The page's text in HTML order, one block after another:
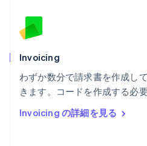
Invoicing
わずか数分で請求書を作成し
きます。コードを作成する必
Invoicing の詳細を見る
English
ベルギー
ポーランド
English
ポルトガル
PortuguêsEnglish
English